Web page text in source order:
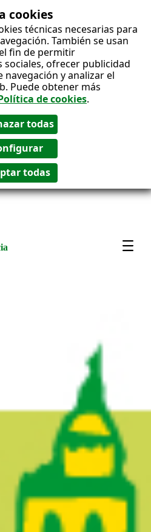
cookies
técnicas necesarias para
También se usan
fin de permitir
ofrecer publicidad
navegación y analizar el
Puede obtener más
de cookies.